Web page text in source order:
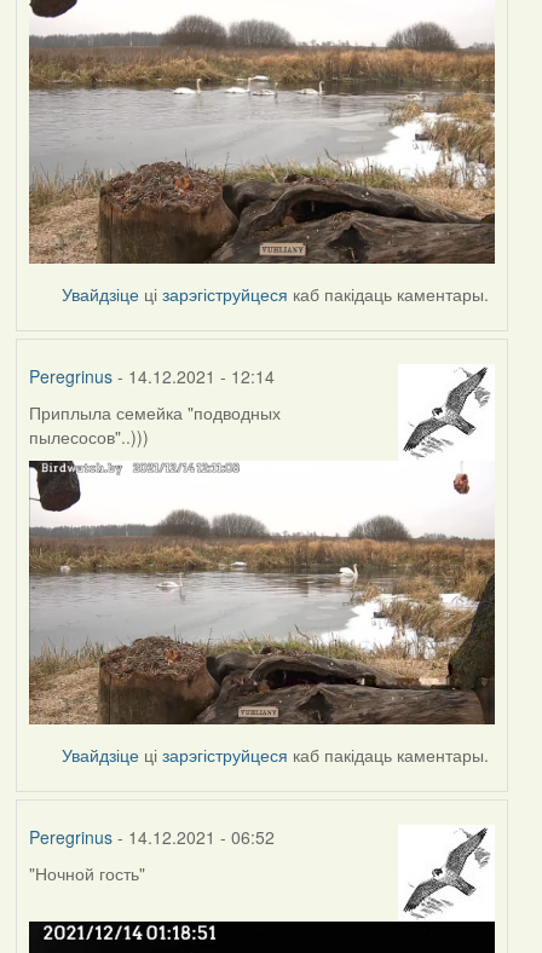
Увайдзіце цізарэгіструйцеся каб пакідаць каментары.
Peregrinus- 14.12.2021 - 12:14
Приплыла семейка "подводных
пылесосов"..)))
Увайдзіце цізарэгіструйцеся каб пакідаць каментары.
Peregrinus- 14.12.2021 - 06:52
"Ночной гость"